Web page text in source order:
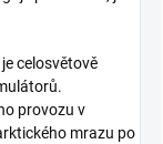
je celosvětově
provozu v
mrazu po